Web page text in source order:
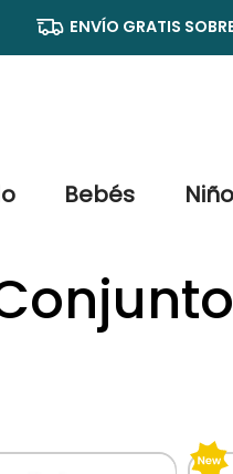
ENVÍO GRATIS
Bebés
1
buzo
4.
poleron
body
8.
gorro